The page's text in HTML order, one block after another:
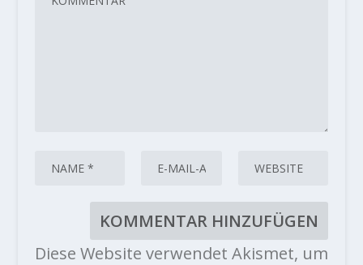
Diese Website verwendet Akismet, um